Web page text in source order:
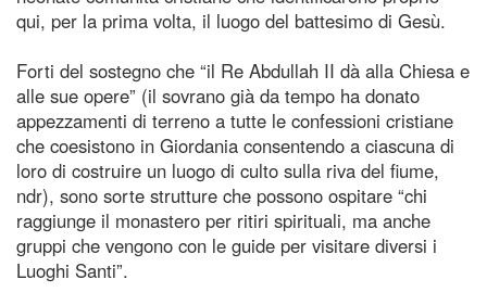
qui, per la prima volta, il luogo del battesimo di Gesù.
Forti del sostegno che “il Re Abdullah II dà alla Chiesa e
alle sue opere” (il sovrano già da tempo ha donato
appezzamenti di terreno a tutte le confessioni cristiane
che coesistono in Giordania consentendo a ciascuna di
loro di costruire un luogo di culto sulla riva del fiume,
ndr), sono sorte strutture che possono ospitare “chi
raggiunge il monastero per ritiri spirituali, ma anche
gruppi che vengono con le guide per visitare diversi i
Luoghi Santi”.